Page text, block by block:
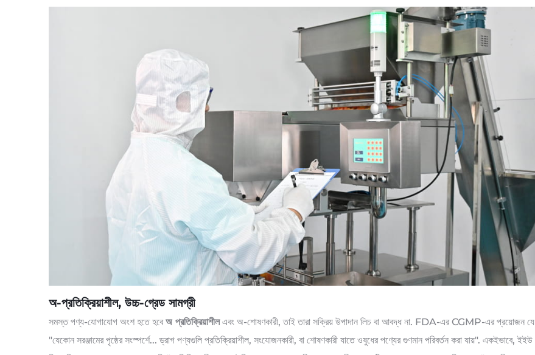
অ-প্রতিক্রিয়াশীল, উচ্চ-গ্রেড সামগ্রী
সমস্ত পণ্য-যোগাযোগ অংশ হতে হবেঅ প্রতিক্রিয়াশীলএবং অ-শোষণকারী, তাই তারা সক্রিয় উপাদান লিচ বা আবদ্ধ না. FDA-এর CGMP-এর প্রয়োজন যে
"যেকোন সরঞ্জামের পৃষ্ঠের সংস্পর্শে... ড্রাগ পণ্যগুলি প্রতিক্রিয়াশীল, সংযোজনকারী, বা শোষণকারী যাতে ওষুধের পণ্যের গুণমান পরিবর্তন করা যায়". একইভাবে, ইইউ